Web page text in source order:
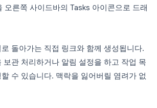
오른쪽 사이드바의 Tasks 아이콘으로 드래
돌아가는 직접 링크와 함께 생성됩니다.
보관 처리하거나 알림 설정을 하고 작업 목
수 있습니다. 맥락을 잃어버릴 염려가 없